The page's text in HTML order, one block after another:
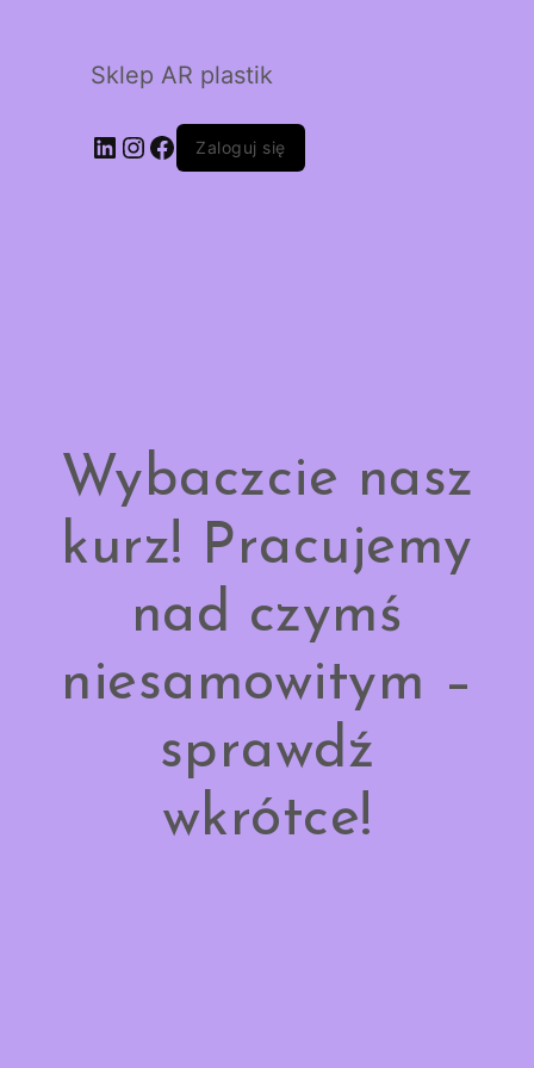
Sklep AR plastik
LinkedIn
Instagram
Facebook
Zaloguj się
Wybaczcie nasz
kurz! Pracujemy
nad czymś
niesamowitym –
sprawdź
wkrótce!